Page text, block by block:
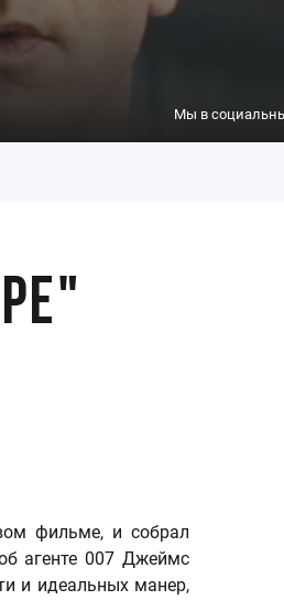
Мы в
фильме, и собрал
агенте 007 Джеймс
и идеальных манер,